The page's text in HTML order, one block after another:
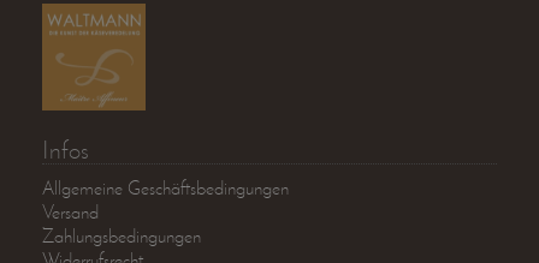
Infos
Allgemeine Geschäftsbedingungen
Versand
Zahlungsbedingungen